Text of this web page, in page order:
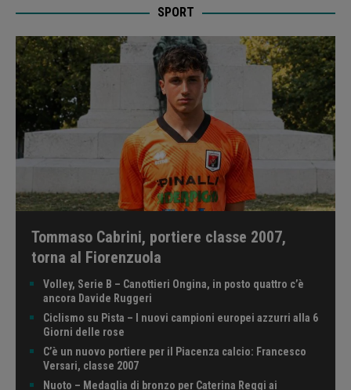
SPORT
Tommaso Cabrini, portiere classe 2007,
torna al Fiorenzuola
Volley, Serie B – Canottieri Ongina, in posto quattro c’è
ancora Davide Ruggeri
Ciclismo su Pista – I nuovi campioni europei azzurri alla 6
Giorni delle rose
C’è un nuovo portiere per il Piacenza calcio: Francesco
Versari, classe 2007
Nuoto – Medaglia di bronzo per Caterina Reggi ai